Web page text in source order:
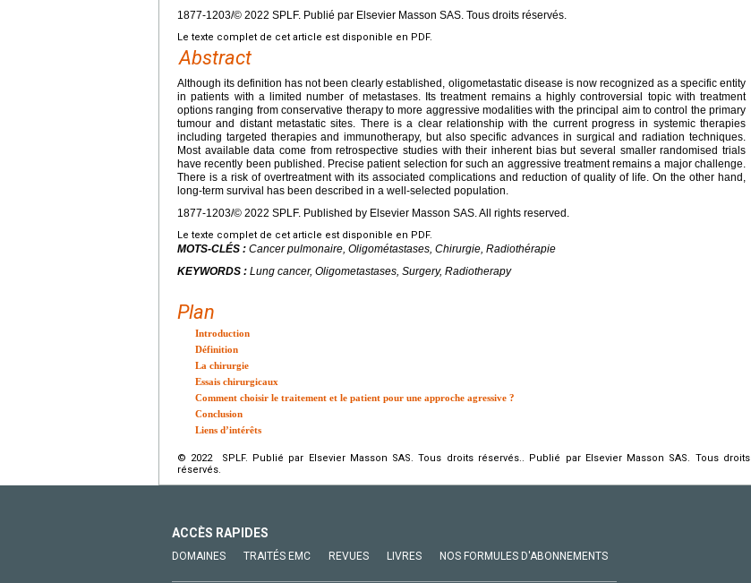
1877-1203/© 2022 SPLF. Publié par Elsevier Masson SAS. Tous droits réservés.
Le texte complet de cet article est disponible en PDF.
Abstract
Although its definition has not been clearly established, oligometastatic disease is now recognized as a specific entity
in patients with a limited number of metastases. Its treatment remains a highly controversial topic with treatment
options ranging from conservative therapy to more aggressive modalities with the principal aim to control the primary
tumour and distant metastatic sites. There is a clear relationship with the current progress in systemic therapies
including targeted therapies and immunotherapy, but also specific advances in surgical and radiation techniques.
Most available data come from retrospective studies with their inherent bias but several smaller randomised trials
have recently been published. Precise patient selection for such an aggressive treatment remains a major challenge.
There is a risk of overtreatment with its associated complications and reduction of quality of life. On the other hand,
long-term survival has been described in a well-selected population.
1877-1203/© 2022 SPLF. Published by Elsevier Masson SAS. All rights reserved.
Le texte complet de cet article est disponible en PDF.
MOTS-CLÉS : Cancer pulmonaire, Oligométastases, Chirurgie, Radiothérapie
KEYWORDS : Lung cancer, Oligometastases, Surgery, Radiotherapy
Plan
Introduction
Définition
La chirurgie
Essais chirurgicaux
Comment choisir le traitement et le patient pour une approche agressive ?
Conclusion
Liens d’intérêts
© 2022 SPLF. Publié par Elsevier Masson SAS. Tous droits réservés.. Publié par Elsevier Masson SAS. Tous droits
réservés.
ACCÈS RAPIDES
DOMAINES TRAITÉS EMC REVUES LIVRES NOS FORMULES D'ABONNEMENTS